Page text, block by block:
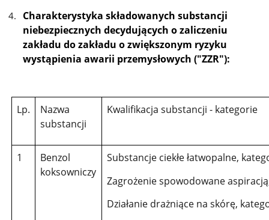
Charakterystyka składowanych substancji
niebezpiecznych decydujących o zaliczeniu
zakładu do zakładu o zwiększonym ryzyku
wystąpienia awarii przemysłowych ("ZZR"):
Lp.
Nazwa
substancji
Kwalifikacja substancji - kategorie
1
Benzol
koksowniczy
Substancje ciekłe łatwopalne,
Zagrożenie spowodowane
Działanie drażniące na skórę,